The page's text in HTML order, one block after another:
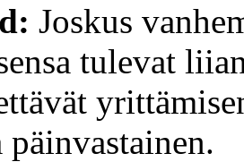
Joskus
tulevat
päinvastainen.